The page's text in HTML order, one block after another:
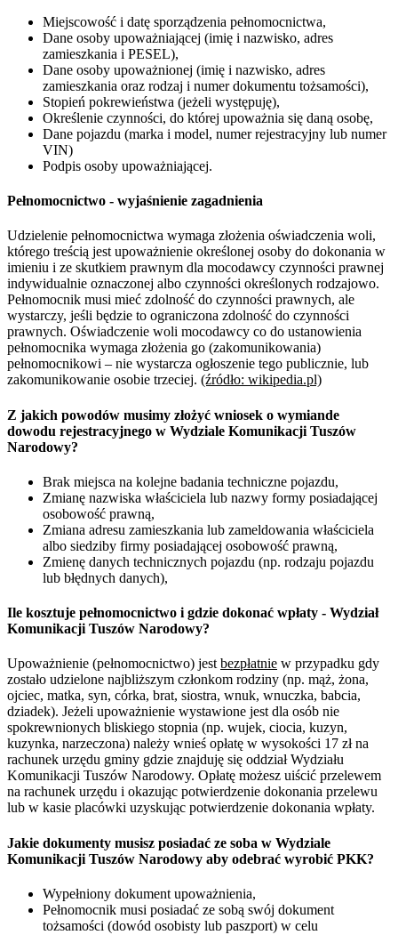
Miejscowość i datę sporządzenia pełnomocnictwa,
Dane osoby upoważniającej (imię i nazwisko, adres
zamieszkania i PESEL),
Dane osoby upoważnionej (imię i nazwisko, adres
zamieszkania oraz rodzaj i numer dokumentu tożsamości),
Stopień pokrewieństwa (jeżeli występuję),
Określenie czynności, do której upoważnia się daną osobę,
Dane pojazdu (marka i model, numer rejestracyjny lub numer
VIN)
Podpis osoby upoważniającej.
Pełnomocnictwo - wyjaśnienie zagadnienia
Udzielenie pełnomocnictwa wymaga złożenia oświadczenia woli,
którego treścią jest upoważnienie określonej osoby do dokonania w
imieniu i ze skutkiem prawnym dla mocodawcy czynności prawnej
indywidualnie oznaczonej albo czynności określonych rodzajowo.
Pełnomocnik musi mieć zdolność do czynności prawnych, ale
wystarczy, jeśli będzie to ograniczona zdolność do czynności
prawnych. Oświadczenie woli mocodawcy co do ustanowienia
pełnomocnika wymaga złożenia go (zakomunikowania)
pełnomocnikowi – nie wystarcza ogłoszenie tego publicznie, lub
zakomunikowanie osobie trzeciej. (źródło: wikipedia.pl)
Z jakich powodów musimy złożyć wniosek o wymiande
dowodu rejestracyjnego w Wydziale Komunikacji Tuszów
Narodowy?
Brak miejsca na kolejne badania techniczne pojazdu,
Zmianę nazwiska właściciela lub nazwy formy posiadającej
osobowość prawną,
Zmiana adresu zamieszkania lub zameldowania właściciela
albo siedziby firmy posiadającej osobowość prawną,
Zmienę danych technicznych pojazdu (np. rodzaju pojazdu
lub błędnych danych),
Ile kosztuje pełnomocnictwo i gdzie dokonać wpłaty - Wydział
Komunikacji Tuszów Narodowy?
Upoważnienie (pełnomocnictwo) jestbezpłatnie w przypadku gdy
zostało udzielone najbliższym członkom rodziny (np. mąż, żona,
ojciec, matka, syn, córka, brat, siostra, wnuk, wnuczka, babcia,
dziadek). Jeżeli upoważnienie wystawione jest dla osób nie
spokrewnionych bliskiego stopnia (np. wujek, ciocia, kuzyn,
kuzynka, narzeczona) należy wnieś opłatę w wysokości 17 zł na
rachunek urzędu gminy gdzie znajduję się oddział Wydziału
Komunikacji Tuszów Narodowy. Opłatę możesz uiścić przelewem
na rachunek urzędu i okazując potwierdzenie dokonania przelewu
lub w kasie placówki uzyskując potwierdzenie dokonania wpłaty.
Jakie dokumenty musisz posiadać ze soba w Wydziale
Komunikacji Tuszów Narodowy aby odebrać wyrobić PKK?
Wypełniony dokument upoważnienia,
Pełnomocnik musi posiadać ze sobą swój dokument
tożsamości (dowód osobisty lub paszport) w celu